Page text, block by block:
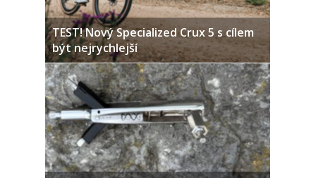
TEST! Nový Specialized Crux 5 s cílem
být nejrychlejší